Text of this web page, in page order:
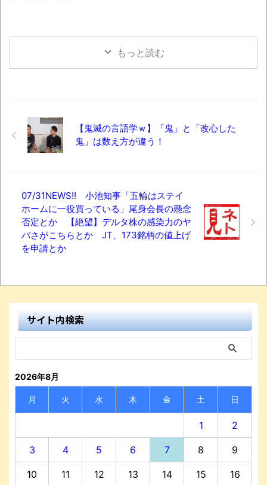
もっと読む
【鬼滅の言語学ｗ】「鬼」と「改心した
鬼」は数え方が違う！
07/31NEWS!! 小池知事「五輪はステイ
ホームに一役買っている」尾身会長の懸念
否定とか 【絶望】デルタ株の感染力のヤ
バさがこちらとか JT、173銘柄の値上げ
を申請とか
サイト内検索
2026年8月
月 火 水 木 金 土 日
1 2
3 4 5 6 7 8 9
10 11 12 13 14 15 16